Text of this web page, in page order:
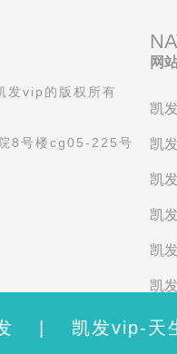
发vip的版权所有
8号楼cg05-225号
网
凯
凯
凯
凯
凯
凯
考
凯发vip-天